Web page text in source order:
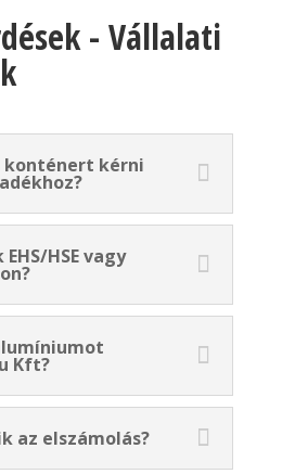
- Vállalati
konténert kérni
HSE vagy
Kft?
az elszámolás?